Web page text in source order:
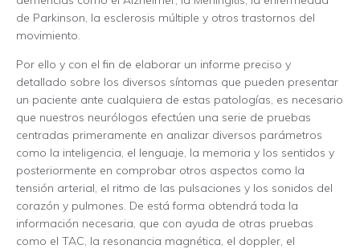
de Parkinson, la esclerosis múltiple y otros trastornos del
movimiento.
Por ello y con el fin de elaborar un informe preciso y
detallado sobre los diversos síntomas que pueden presentar
un paciente ante cualquiera de estas patologías, es necesario
que nuestros neurólogos efectúen una serie de pruebas
centradas primeramente en analizar diversos parámetros
como la inteligencia, el lenguaje, la memoria y los sentidos y
posteriormente en comprobar otros aspectos como la
tensión arterial, el ritmo de las pulsaciones y los sonidos del
corazón y pulmones. De está forma obtendrá toda la
información necesaria, que con ayuda de otras pruebas
como el TAC, la resonancia magnética, el doppler, el